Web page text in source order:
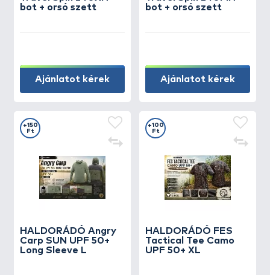
bot + orsó szett
Ajánlatot kérek
bot + orsó szett
Ajánlatot kérek
HALDORÁDÓ Angry
Carp SUN UPF 50+
Long Sleeve L
+150
Ft
HALDORÁDÓ FES
Tactical Tee Camo
UPF 50+ XL
+100
Ft